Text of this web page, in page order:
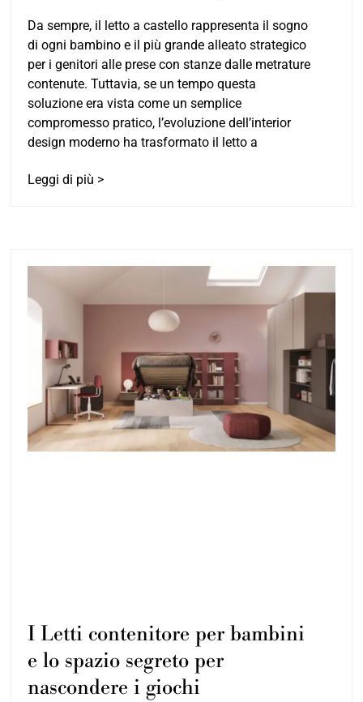
Da sempre, il letto a castello rappresenta il sogno
di ogni bambino e il più grande alleato strategico
per i genitori alle prese con stanze dalle metrature
contenute. Tuttavia, se un tempo questa
soluzione era vista come un semplice
compromesso pratico, l’evoluzione dell’interior
design moderno ha trasformato il letto a
Leggi di più >
I Letti contenitore per bambini
e lo spazio segreto per
nascondere i giochi